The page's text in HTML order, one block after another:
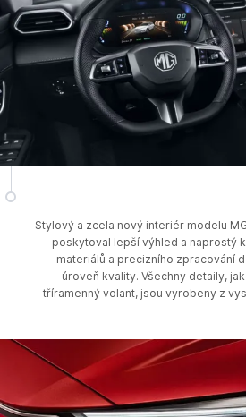
Stylový a zcela nový interiér modelu
poskytoval lepší výhled a naprostý
materiálů a precizního zpracování
úroveň kvality. Všechny detaily,
tříramenný volant, jsou vyrobeny z